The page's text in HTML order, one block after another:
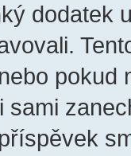
dodatek
pokud
sami